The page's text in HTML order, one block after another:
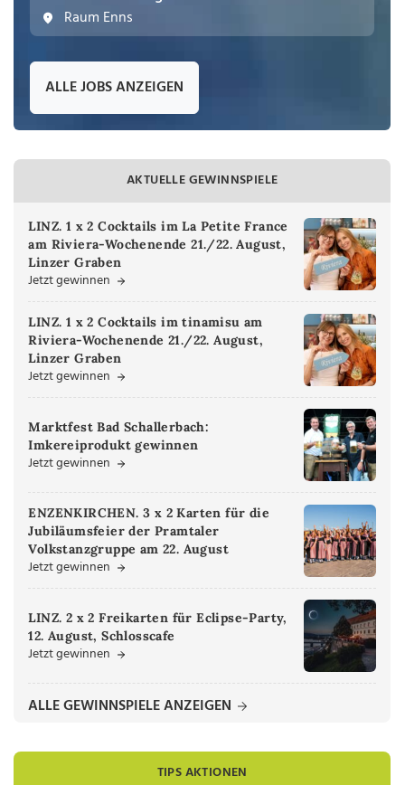
Raum Enns
ALLE JOBS ANZEIGEN
AKTUELLE GEWINNSPIELE
LINZ. 1 x 2 Cocktails im La Petite France
am Riviera-Wochenende 21./22. August,
Linzer Graben
Jetzt gewinnen
LINZ. 1 x 2 Cocktails im tinamisu am
Riviera-Wochenende 21./22. August,
Linzer Graben
Jetzt gewinnen
Marktfest Bad Schallerbach:
Imkereiprodukt gewinnen
Jetzt gewinnen
ENZENKIRCHEN. 3 x 2 Karten für die
Jubiläumsfeier der Pramtaler
Volkstanzgruppe am 22. August
Jetzt gewinnen
LINZ. 2 x 2 Freikarten für Eclipse-Party,
12. August, Schlosscafe
Jetzt gewinnen
ALLE GEWINNSPIELE ANZEIGEN
TIPS AKTIONEN